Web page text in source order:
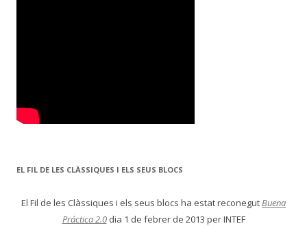
EL FIL DE LES CLÀSSIQUES I ELS SEUS BLOCS
El Fil de les Clàssiques i els seus blocs ha estat reconegut Buena
Práctica 2.0 dia 1 de febrer de 2013 per INTEF